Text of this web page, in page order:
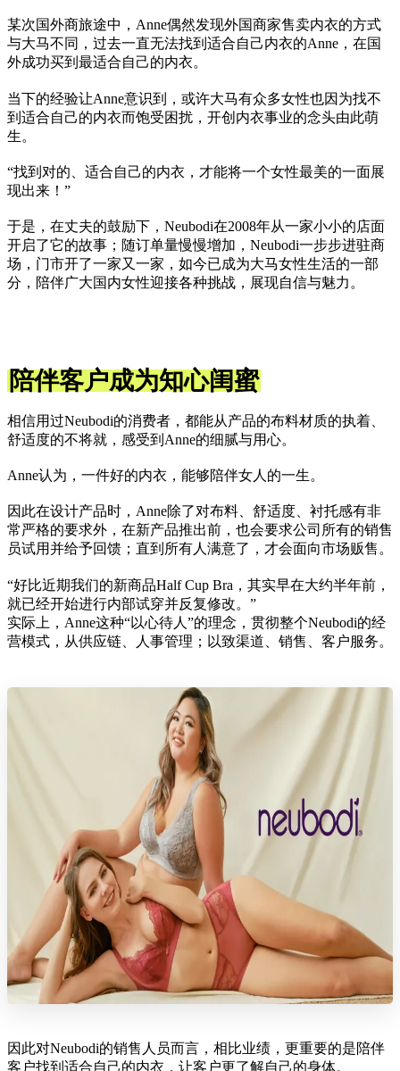
某次国外商旅途中，Anne偶然发现外国商家售卖内衣的方式
与大马不同，过去一直无法找到适合自己内衣的Anne，在国
外成功买到最适合自己的内衣。
当下的经验让Anne意识到，或许大马有众多女性也因为找不
到适合自己的内衣而饱受困扰，开创内衣事业的念头由此萌
生。
“找到对的、适合自己的内衣，才能将一个女性最美的一面展
现出来！”
于是，在丈夫的鼓励下，Neubodi在2008年从一家小小的店面
开启了它的故事；随订单量慢慢增加，Neubodi一步步进驻商
场，门市开了一家又一家，如今已成为大马女性生活的一部
分，陪伴广大国内女性迎接各种挑战，展现自信与魅力。
陪伴客户成为知心闺蜜
相信用过Neubodi的消费者，都能从产品的布料材质的执着、
舒适度的不将就，感受到Anne的细腻与用心。
Anne认为，一件好的内衣，能够陪伴女人的一生。
因此在设计产品时，Anne除了对布料、舒适度、衬托感有非
常严格的要求外，在新产品推出前，也会要求公司所有的销售
员试用并给予回馈；直到所有人满意了，才会面向市场贩售。
“好比近期我们的新商品Half Cup Bra，其实早在大约半年前，
就已经开始进行内部试穿并反复修改。”
实际上，Anne这种“以心待人”的理念，贯彻整个Neubodi的经
营模式，从供应链、人事管理；以致渠道、销售、客户服务。
因此对Neubodi的销售人员而言，相比业绩，更重要的是陪伴
客户找到适合自己的内衣，让客户更了解自己的身体。